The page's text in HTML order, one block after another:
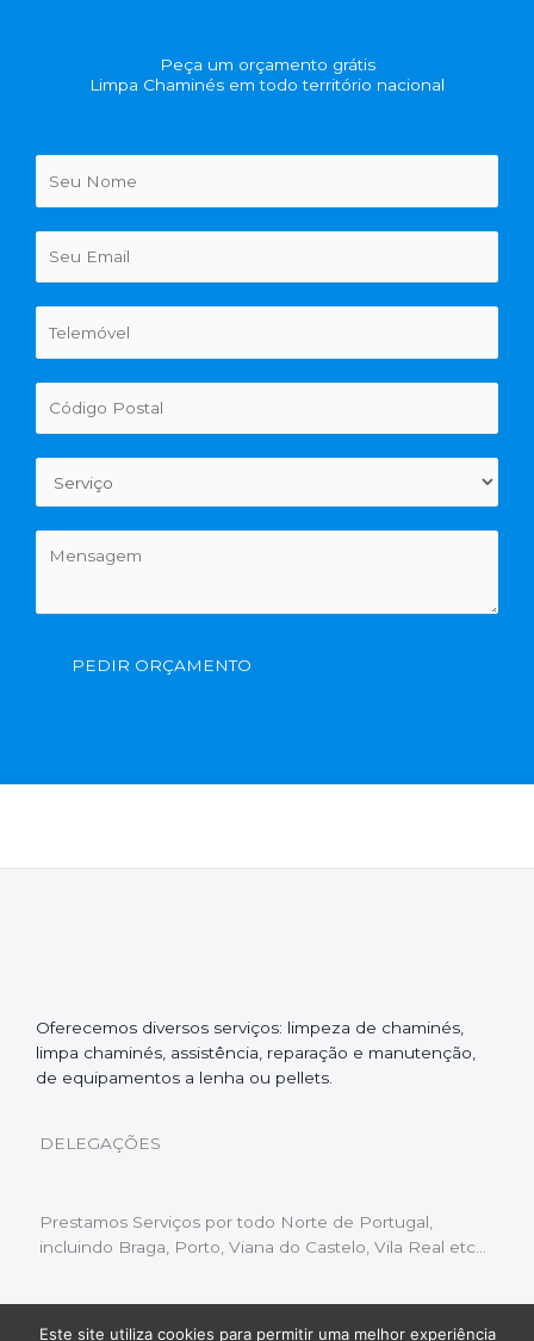
Peça um orçamento grátis
Limpa Chaminés em todo território nacional
PEDIR ORÇAMENTO
Oferecemos diversos serviços: limpeza de chaminés,
limpa chaminés, assistência, reparação e manutenção,
de equipamentos a lenha ou pellets.
DELEGAÇÕES
Prestamos Serviços por todo Norte de Portugal,
incluindo Braga, Porto, Viana do Castelo, Vila Real etc…
Este site utiliza cookies para permitir uma melhor experiência